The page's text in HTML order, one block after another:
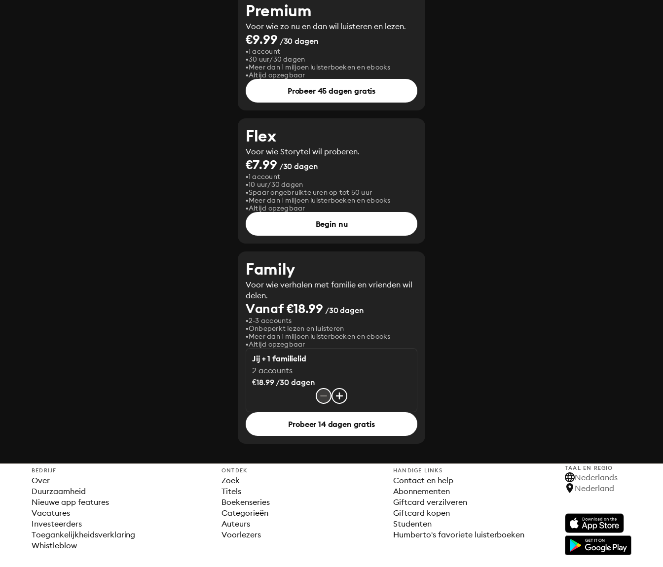
Premium
Voor wie zo nu en dan wil luisteren en lezen.
€9.99 /30 dagen
1 account
30 uur/30 dagen
Meer dan 1 miljoen luisterboeken en ebooks
Altijd opzegbaar
Probeer 45 dagen gratis
Flex
Voor wie Storytel wil proberen.
€7.99 /30 dagen
1 account
10 uur/30 dagen
Spaar ongebruikte uren op tot 50 uur
Meer dan 1 miljoen luisterboeken en ebooks
Altijd opzegbaar
Begin nu
Family
Voor wie verhalen met familie en vrienden wil
delen.
Vanaf €18.99 /30 dagen
2-3 accounts
Onbeperkt lezen en luisteren
Meer dan 1 miljoen luisterboeken en ebooks
Altijd opzegbaar
Jij + 1 familielid
2 accounts
€18.99 /30 dagen
Probeer 14 dagen gratis
BEDRIJF
Over
Duurzaamheid
Nieuwe app features
Vacatures
Investeerders
Toegankelijkheidsverklaring
Whistleblow
ONTDEK
Zoek
Titels
Boekenseries
Categorieën
Auteurs
Voorlezers
HANDIGE LINKS
Contact en help
Abonnementen
Giftcard verzilveren
Giftcard kopen
Studenten
Humberto's favoriete luisterboeken
TAAL EN REGIO
Nederlands
Nederland